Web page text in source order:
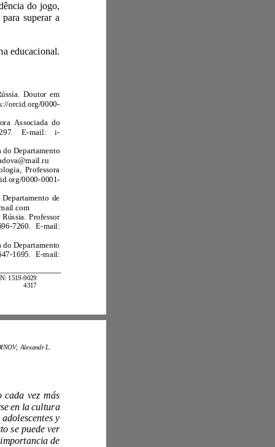
ISSN: 1519-
9029
4317
e à dependência do jogo,
descrito como uma ferramenta para superar a
Dependência do jogo. Comportamento viciante. Sistema educacional.
Rússia. Doutor em
https://orcid.org/0000-
Doutora em Pedagogia, Professora Associada do
7297 E- mail: i-
Doutora em Pedagogia, Professora Associada do Departamento
alfiaishmuradova@mail.ru
Doutora em Biologia, Professora
https://orcid.org/0000- 0001-
Doutor em Psicologia, Professor do Departamento de
a080ak@gmail.com
Rússia
Professor
6696- 7260 E-
mail:
Doutora em Filologia, Professora Associada do Departamento
6647- 1695 E- mail:
En la era imperante, la adicción a los juegos se está volviendo cada vez más
involucrarse en la cultura
cibernética y los deportes electrónicos. El problema de la adicción al juego en adolescentes y
jóvenes en el mundo contemporáneo se está volviendo cada vez más actual y esto se puede ver
ema educativo. En relación con la alta importancia de